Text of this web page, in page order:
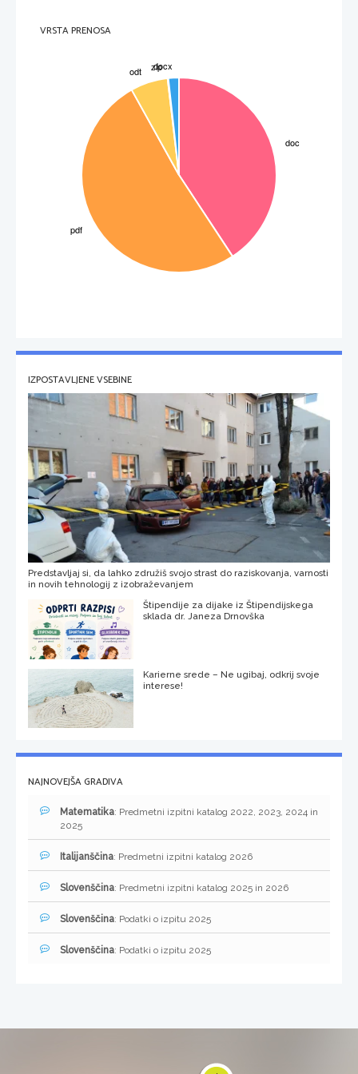
Če pravilno mešamo osnovne barve nastane temno
VRSTA PRENOSA
IZPOSTAVLJENE VSEBINE
Predstavljaj si, da lahko združiš svojo strast do raziskovanja, varnosti
in novih tehnologij z izobraževanjem
Štipendije za dijake iz Štipendijskega
sklada dr. Janeza Drnovška
Karierne srede – Ne ugibaj, odkrij svoje
interese!
NAJNOVEJŠA GRADIVA
Matematika: Predmetni izpitni katalog 2022, 2023, 2024 in
2025
Italijanščina: Predmetni izpitni katalog 2026
Slovenščina: Predmetni izpitni katalog 2025 in 2026
Slovenščina: Podatki o izpitu 2025
Slovenščina: Podatki o izpitu 2025